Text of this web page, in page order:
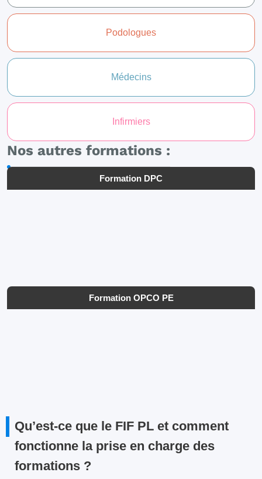
Podologues
Médecins
Infirmiers
Nos autres formations :
Formation DPC
Formation OPCO PE
Qu’est-ce que le FIF PL et comment
fonctionne la prise en charge des
formations ?